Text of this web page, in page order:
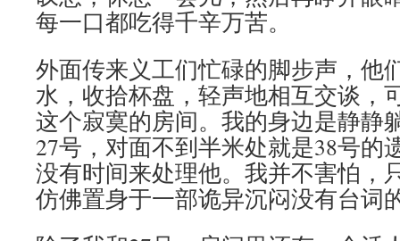
每一口都吃得千辛万苦。
外面传来义工们忙碌的脚步声，他
水，收拾杯盘，轻声地相互交谈，
这个寂寞的房间。我的身边是静静
27号，对面不到半米处就是38号
没有时间来处理他。我并不害怕，
仿佛置身于一部诡异沉闷没有台词